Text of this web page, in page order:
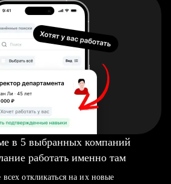
в 5 выбранных компаний
работать именно там
откликаться на их новые